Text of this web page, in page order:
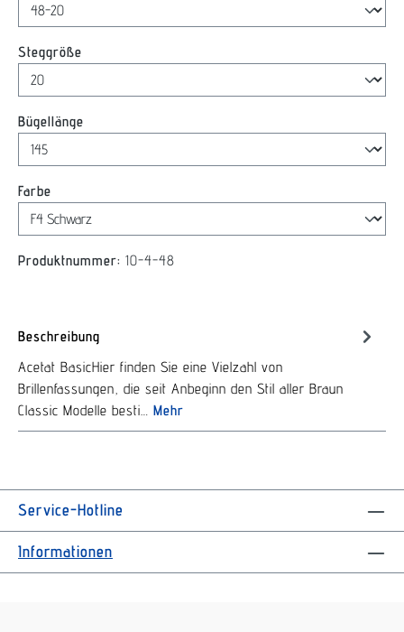
Steggröße
Bügellänge
Farbe
Produktnummer: 10-4-48
Beschreibung
Acetat BasicHier finden Sie eine Vielzahl von
Brillenfassungen, die seit Anbeginn den Stil aller Braun
Classic Modelle besti… Mehr
Service-Hotline
Informationen